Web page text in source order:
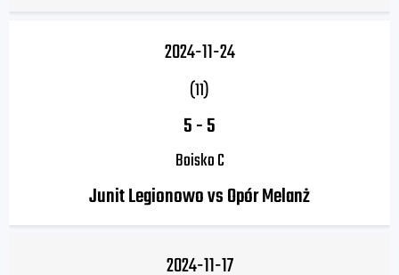
2024-11-24
(11)
5-5
Boisko C
Junit Legionowo vs Opór Melanż
2024-11-17